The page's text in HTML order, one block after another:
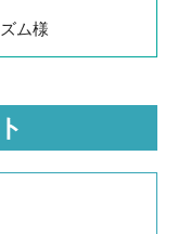
ム様